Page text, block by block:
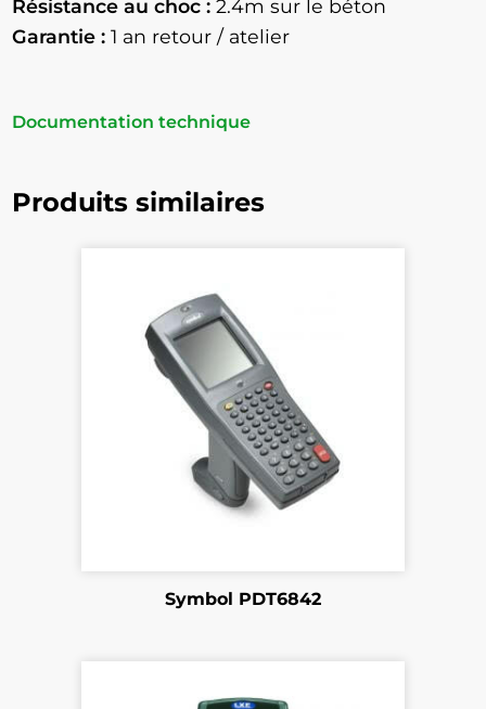
Résistance au choc :2.4m sur le béton
Garantie : 1 an retour / atelier
Documentation technique
Produits similaires
Symbol PDT6842